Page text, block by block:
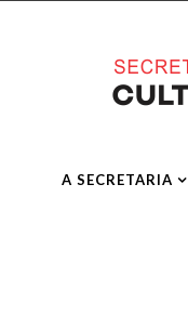
A SECRETARIA